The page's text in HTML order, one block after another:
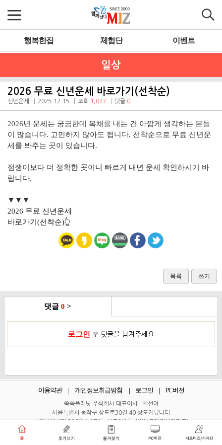
행복한집 체험단 이벤트
일상
2026 무료 신년운세 바로가기(선착순)
신년운세 2025-12-15 조회 1,077 댓글 0
2026년 운세는 궁금한데 복채를 내는 건 아깝게 생각하는 분들
이 많습니다. 고민하지 않아도 됩니다. 선착순으로 무료 신년운
세를 봐주는 곳이 있습니다.
점쟁이보다 더 정확한 곳이니 빠르게 내년 운세 확인하시기 바
랍니다.
▼▼▼
2026 무료 신년운세
바로가기(선착순)👆
목록 쓰기
댓글 0 >
로그인 후 덧글을 남겨주세요
이용약관 개인정보취급방침 로그인 PC버전
쑥쑥플래닛 주식회사 대표이사 : 천선아
서울특별시 동작구 상도로30길 40 상도커뮤니티
복합문화센터 206호 (상도동, 상도2차두산위브트레지움아파트)
angel8467@gmail.com